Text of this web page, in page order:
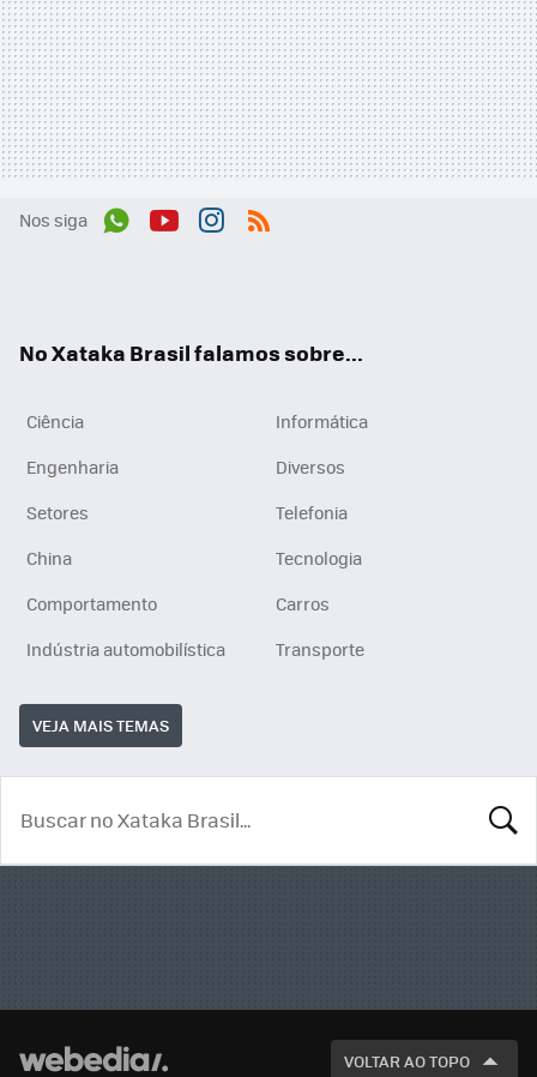
Nos siga
No Xataka Brasil falamos sobre...
Ciência
Informática
Engenharia
Diversos
Setores
Telefonia
China
Tecnologia
Comportamento
Carros
Indústria automobilística
Transporte
VEJA MAIS TEMAS
VOLTAR AO TOPO